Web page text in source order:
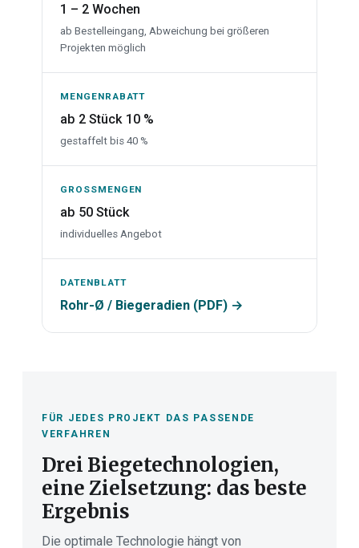
1 – 2 Wochen
ab Bestelleingang, Abweichung bei größeren
Projekten möglich
MENGENRABATT
ab 2 Stück 10 %
gestaffelt bis 40 %
GROSSMENGEN
ab 50 Stück
individuelles Angebot
DATENBLATT
Rohr-Ø / Biegeradien (PDF) →
FÜR JEDES PROJEKT DAS PASSENDE
VERFAHREN
Drei Biegetechnologien,
eine Zielsetzung: das beste
Ergebnis
Die optimale Technologie hängt von